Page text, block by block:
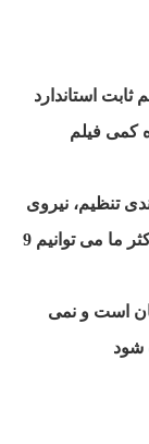
استاندارد
کمی فیلم
تنظیم، نیروی
بسته بندی در هر ارتفاع شما می خواهید و حداکثر ما می توانیم 9
است و نمی
شود